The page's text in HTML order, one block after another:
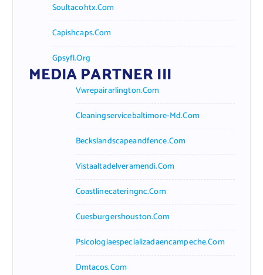
Soultacohtx.com
Capishcaps.com
Gpsyfl.org
MEDIA PARTNER III
Vwrepairarlington.com
Cleaningservicebaltimore-Md.com
Beckslandscapeandfence.com
Vistaaltadelveramendi.com
Coastlinecateringnc.com
Cuesburgershouston.com
Psicologiaespecializadaencampeche.com
Dmtacos.com